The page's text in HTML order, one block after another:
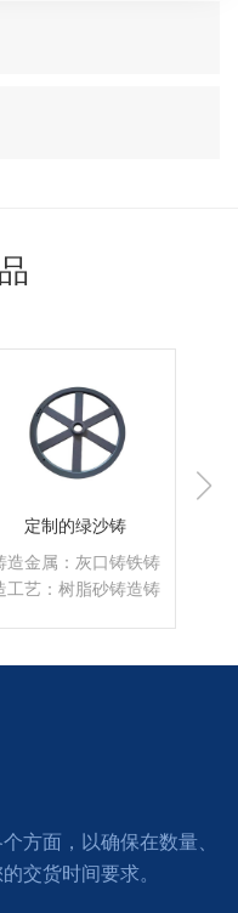
定制的绿沙铸
造金属：灰口铸铁铸
工艺：树脂砂铸造铸
工+喷漆或喷粉或防
加
方面，以确保在数量、
交货时间要求。